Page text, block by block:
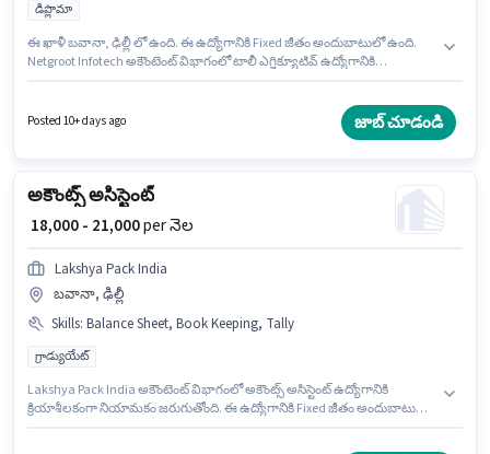
డిప్లొమా
ఈ ఖాళీ బవానా, ఢిల్లీ లో ఉంది. ఈ ఉద్యోగానికి Fixed జీతం అందుబాటులో ఉంది.
Netgroot Infotech అకౌంటెంట్ విభాగంలో టాలీ ఎగ్జిక్యూటివ్ ఉద్యోగానికి
వంటి నైపుణ్యాలు ఉండాలి. ఈ ఉద్యోగం 1 - 3 ఏళ్లు సంవత్సరాల అనుభవం ఉన్న
వారికి కోసం అనుకూలంగా ఉంటుంది. మీరు నెలకు ₹25000 వరకు సంపాదించవచ్చు. ఈ
Posted 10+ days ago జాబ్ చూడండి
అకౌంట్స్ అసిస్టెంట్
₹ 18,000 - 21,000per నెల
Lakshya Pack India
బవానా, ఢిల్లీ
Skills: Balance Sheet, Book Keeping, Tally
గ్రాడ్యుయేట్
Lakshya Pack India అకౌంటెంట్ విభాగంలో అకౌంట్స్ అసిస్టెంట్ ఉద్యోగానికి
క్రియాశీలకంగా నియామకం జరుగుతోంది. ఈ ఉద్యోగానికి Fixed జీతం అందుబాటులో